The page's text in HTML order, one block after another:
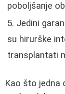
poboljšanje
Jedini
su hirurške
transplantati
Kao što jedna